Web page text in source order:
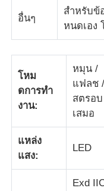
บ้าน
เกี่ยวกับเรา
ทัวร์โรงงาน
อื่นๆ
สําหรับข้
หนดเอง
โหม
ดการทํา
งาน:
หมุน /
แฟลช /
สตรอ
เสมอ
แหล่ง
แสง:
LED
Exd